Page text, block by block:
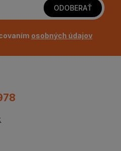
ODOBERAŤ
osobných údajov